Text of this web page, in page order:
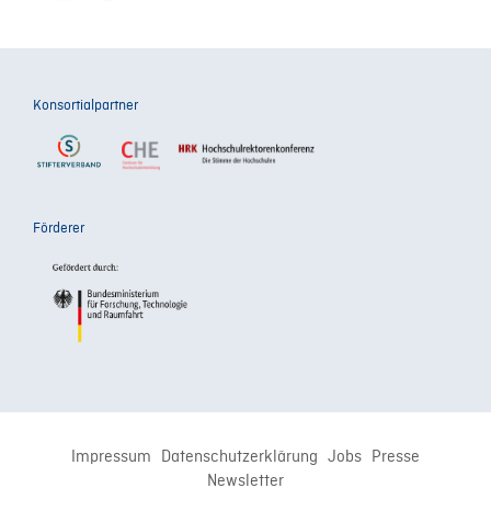
Konsortialpartner
Förderer
Impressum Datenschutzerklärung Jobs Presse
Newsletter